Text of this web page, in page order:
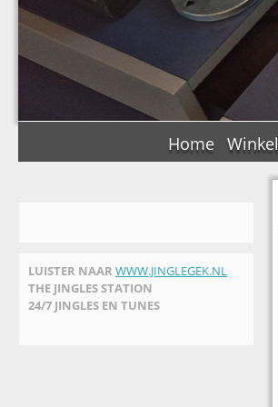
Home Winkel
LUISTER NAAR WWW.JINGLEGEK.NL
THE JINGLES STATION
24/7 JINGLES EN TUNES